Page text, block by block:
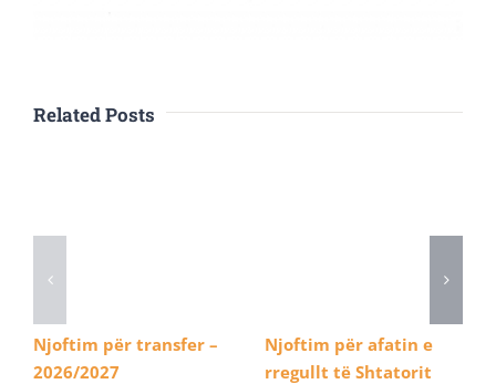
Related Posts
Njoftim për transfer –
2026/2027
Njoftim për afatin e
rregullt të Shtatorit